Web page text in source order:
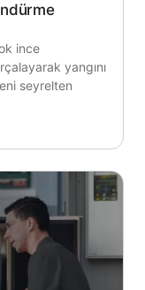
ince
yangını
seyrelten